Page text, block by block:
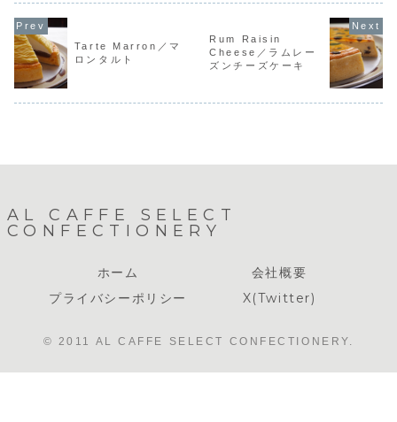
つつも甘く上品な
味に仕上げまし
た。女性に人気の
当商品は季節限定
ケーキではないの
ですが特に秋口に
多く店頭に並びま
す。珈琲...
ーキです。アーモ
ーの相性抜群。当
ケーキのホールは
ご予約でお作りし
い。価格
号：¥3,9006号：
¥4,6007号：
用しており
特に１月か
に並ぶケー
の期間のみ
れる絶品の
用しており
さっぱりと
品な...
Tarte Marron／マ
ロンタルト
Rum Raisin
Cheese／ラムレー
ズンチーズケーキ
AL CAFFE SELECT
CONFECTIONERY
ホーム
会社概要
プライバシーポリシー
X(Twitter)
© 2011 AL CAFFE SELECT CONFECTIONERY.